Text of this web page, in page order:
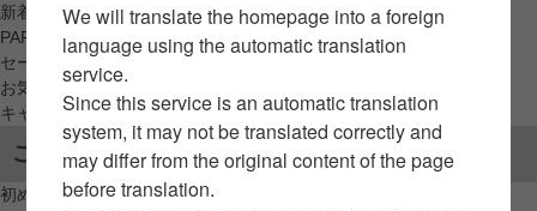
新着アイテムから探す
PARCO限定アイテムから探す
セールアイテムから探す
お気に入りから探す
キャンペーン/クーポン対象から探す
ご利用案内
初めてのお客様へ
We will translate the homepage into a foreign
language using the automatic translation
service.
Since this service is an automatic translation
system, it may not be translated correctly and
may differ from the original content of the page
before translation.